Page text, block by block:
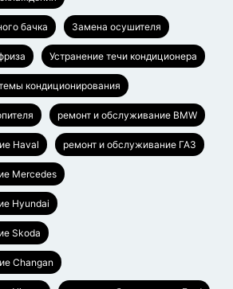
бачка Замена осушителя
Устранение течи кондиционера
кондиционирования
ремонт и обслуживание BMW
Haval ремонт и обслуживание ГАЗ
Mercedes
Hyundai
Skoda
Changan